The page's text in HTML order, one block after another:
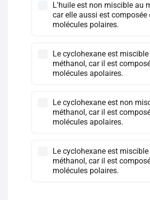
L'huile est non miscible au
car elle aussi est composée
molécules polaires.
Le cyclohexane est miscible
méthanol, car il est
molécules apolaires.
Le cyclohexane est non
méthanol, car il est
molécules apolaires.
Le cyclohexane est miscible
méthanol, car il est
molécules polaires.